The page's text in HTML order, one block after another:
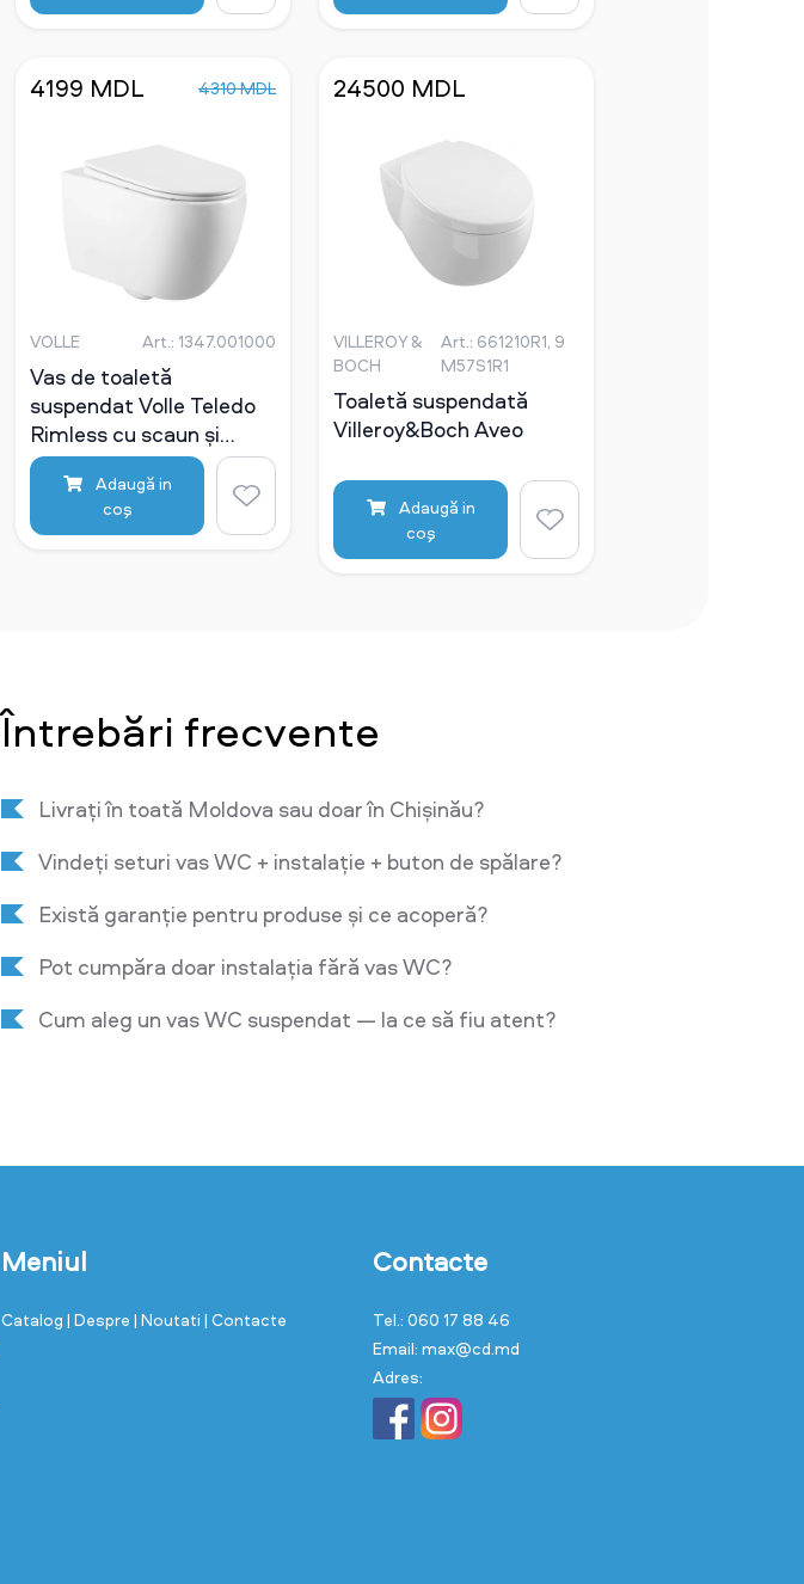
4199 MDL 4310 MDL
VOLLE Art.: 1347.001000
Vas de toaletă
suspendat Volle Teledo
Rimless cu scaun și
capac Soft Close
Adaugă in
coş
24500 MDL
VILLEROY &
BOCH
Art.: 661210R1, 9
M57S1R1
Toaletă suspendată
Villeroy&Boch Aveo
Adaugă in
coş
Întrebări frecvente
Livrați în toată Moldova sau doar în Chișinău?
Vindeți seturi vas WC + instalație + buton de spălare?
Există garanție pentru produse și ce acoperă?
Pot cumpăra doar instalația fără vas WC?
Cum aleg un vas WC suspendat — la ce să fiu atent?
Meniul
Catalog | Despre | Noutati | Contacte
Contacte
Tel.: 060 17 88 46
Email: max@cd.md
Adres: